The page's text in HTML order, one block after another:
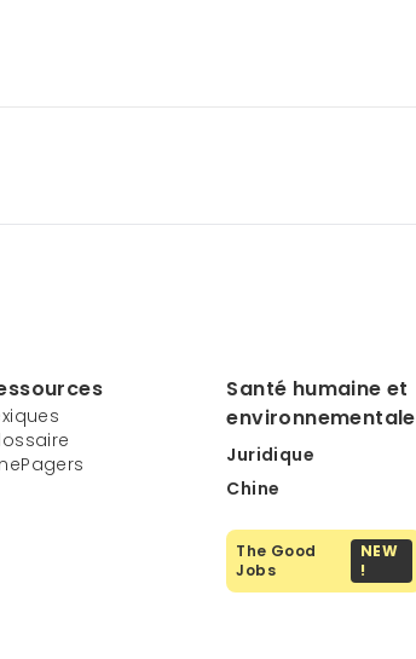
Santé humaine et
environnementale
Juridique
Chine
The Good
Jobs
NEW
!